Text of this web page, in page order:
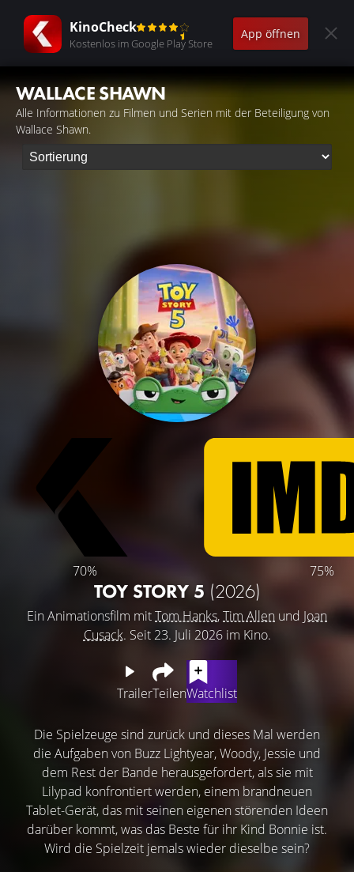
KinoCheck
Kostenlos im Google Play Store
App öffnen
WALLACE SHAWN
Alle Informationen zu Filmen und Serien mit der Beteiligung von
Wallace Shawn.
70% 75%
TOY STORY 5 (2026)
Ein Animationsfilm mitTom Hanks,Tim Allen und Joan
Cusack. Seit 23. Juli 2026 im Kino.
TrailerTeilenWatchlist
Die Spielzeuge sind zurück und dieses Mal werden
die Aufgaben von Buzz Lightyear, Woody, Jessie und
dem Rest der Bande herausgefordert, als sie mit
Lilypad konfrontiert werden, einem brandneuen
Tablet-Gerät, das mit seinen eigenen störenden Ideen
darüber kommt, was das Beste für ihr Kind Bonnie ist.
Wird die Spielzeit jemals wieder dieselbe sein?